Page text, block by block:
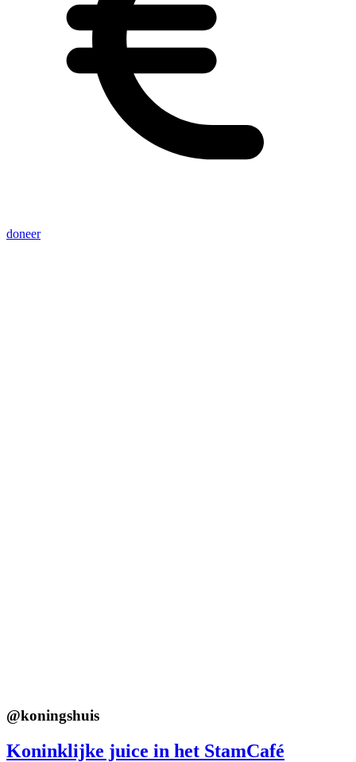
doneer
@koningshuis
Koninklijke juice in het StamCafé